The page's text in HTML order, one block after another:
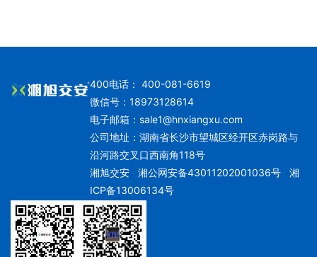
400电话： 400-081-6619
微信号：18973128614
电子邮箱： sale1@hnxiangxu.com
公司地址：湖南省长沙市望城区经开区赤岗路与
沿河路交叉口西南角118号
湘旭交安湘公网安备43011202001036号
湘
ICP备13006134号